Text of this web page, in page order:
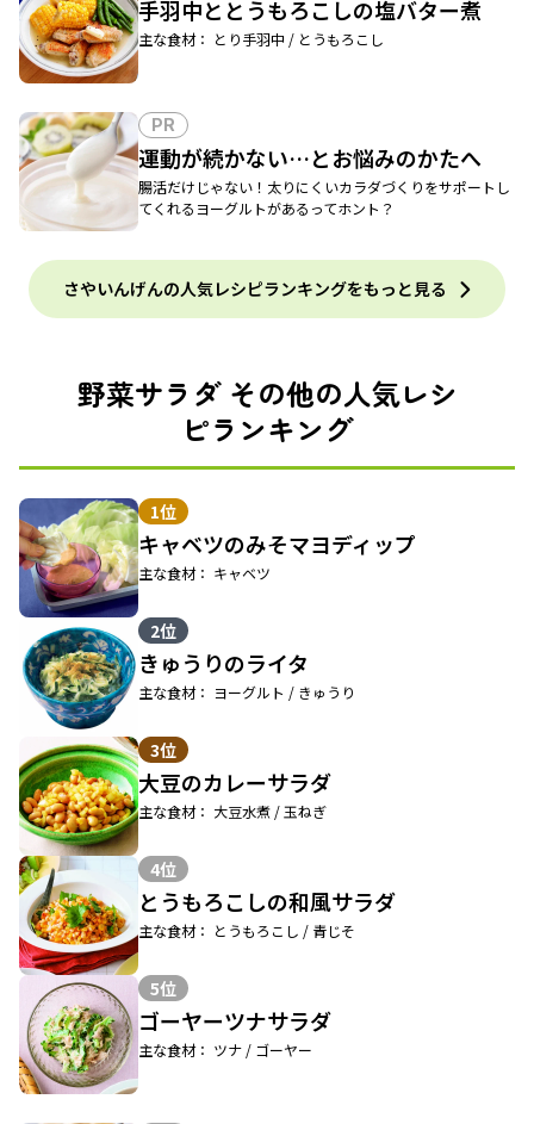
手羽中ととうもろこしの塩バター煮
主な食材： とり手羽中 / とうもろこし
PR
運動が続かない…とお悩みのかたへ
腸活だけじゃない！太りにくいカラダづくりをサポートし
てくれるヨーグルトがあるってホント？
さやいんげんの人気レシピランキングをもっと見る
野菜サラダ その他の人気レシ
ピランキング
1位
キャベツのみそマヨディップ
主な食材： キャベツ
2位
きゅうりのライタ
主な食材： ヨーグルト / きゅうり
3位
大豆のカレーサラダ
主な食材： 大豆水煮 / 玉ねぎ
4位
とうもろこしの和風サラダ
主な食材： とうもろこし / 青じそ
5位
ゴーヤーツナサラダ
主な食材： ツナ / ゴーヤー